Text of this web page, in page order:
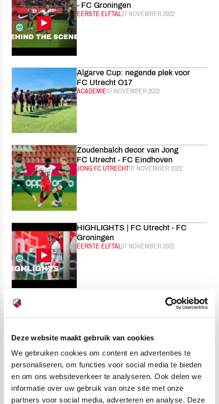
Deze website maakt gebruik van cookies
We gebruiken cookies om content en advertenties te
personaliseren, om functies voor social media te bieden
en om ons websiteverkeer te analyseren. Ook delen we
informatie over uw gebruik van onze site met onze
partners voor social media, adverteren en analyse. Deze
- FC Groningen
CATEGORIE:
EERSTE ELFTALGEPUBLICEERD:
07 NOVEMBER 2022
Algarve Cup: negende plek voor
FC Utrecht O17
CATEGORIE:
ACADEMIEGEPUBLICEERD:
07 NOVEMBER 2022
Zoudenbalch decor van Jong
FC Utrecht - FC Eindhoven
CATEGORIE:
JONG FC UTRECHTGEPUBLICEERD:
07 NOVEMBER 2022
HIGHLIGHTS | FC Utrecht - FC
Groningen
CATEGORIE:
EERSTE ELFTALGEPUBLICEERD:
07 NOVEMBER 2022
Fraser: 'Steun van het publiek was
Dik verdiende driepunter in laatste
thuisduel van 2022
CATEGORIE:
EERSTE ELFTALGEPUBLICEERD:
06 NOVEMBER 2022